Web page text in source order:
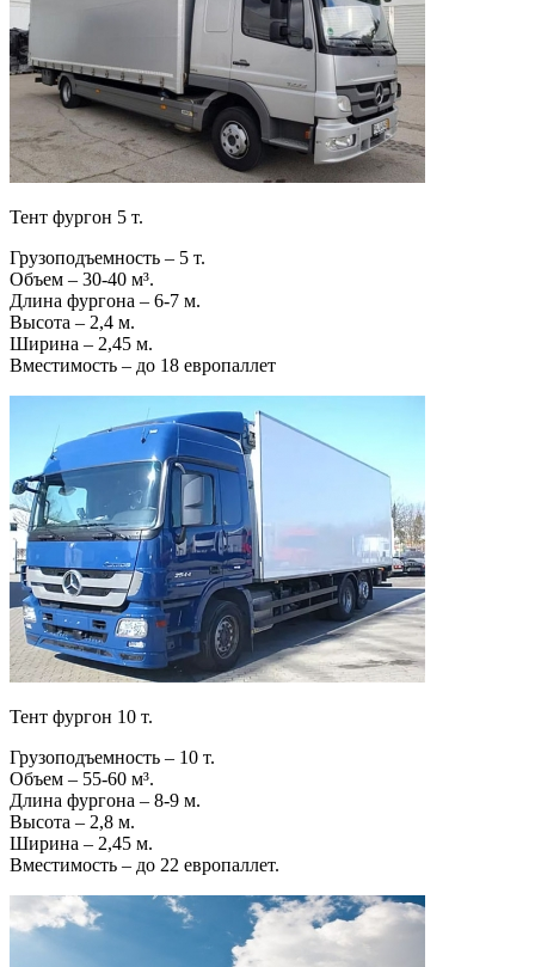
Тент фургон 5 т.
Грузоподъемность – 5 т.
Объем – 30-40 м³.
Длина фургона – 6-7 м.
Высота – 2,4 м.
Ширина – 2,45 м.
Вместимость – до 18 европаллет
Тент фургон 10 т.
Грузоподъемность – 10 т.
Объем – 55-60 м³.
Длина фургона – 8-9 м.
Высота – 2,8 м.
Ширина – 2,45 м.
Вместимость – до 22 европаллет.